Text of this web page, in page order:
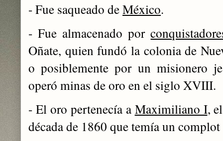
- Fue saqueado deMéxico.
- Fue almacenado por
Oñate, quien fundó la colonia de
o posiblemente por un misionero
operó minas de oro en el siglo XVIII.
- El oro pertenecía a Maximiliano I,
década de 1860 que temía un complot